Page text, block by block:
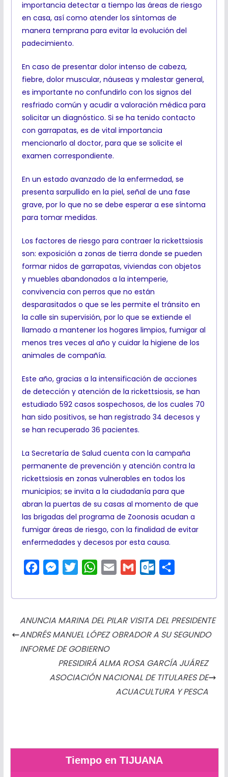
importancia detectar a tiempo las áreas de riesgo
en casa, así como atender los síntomas de
manera temprana para evitar la evolución del
padecimiento.
En caso de presentar dolor intenso de cabeza,
fiebre, dolor muscular, náuseas y malestar general,
es importante no confundirlo con los signos del
resfriado común y acudir a valoración médica para
solicitar un diagnóstico. Si se ha tenido contacto
con garrapatas, es de vital importancia
mencionarlo al doctor, para que se solicite el
examen correspondiente.
En un estado avanzado de la enfermedad, se
presenta sarpullido en la piel, señal de una fase
grave, por lo que no se debe esperar a ese síntoma
para tomar medidas.
Los factores de riesgo para contraer la rickettsiosis
son: exposición a zonas de tierra donde se pueden
formar nidos de garrapatas, viviendas con objetos
y muebles abandonados a la intemperie,
convivencia con perros que no están
desparasitados o que se les permite el tránsito en
la calle sin supervisión, por lo que se extiende el
llamado a mantener los hogares limpios, fumigar al
menos tres veces al año y cuidar la higiene de los
animales de compañía.
Este año, gracias a la intensificación de acciones
de detección y atención de la rickettsiosis, se han
estudiado 592 casos sospechosos, de los cuales 70
han sido positivos, se han registrado 34 decesos y
se han recuperado 36 pacientes.
La Secretaría de Salud cuenta con la campaña
permanente de prevención y atención contra la
rickettsiosis en zonas vulnerables en todos los
municipios; se invita a la ciudadanía para que
abran la puertas de su casas al momento de que
las brigadas del programa de Zoonosis acudan a
fumigar áreas de riesgo, con la finalidad de evitar
enfermedades y decesos por esta causa.
c
b
o
M
s
n
g
e
i
e
r
W
a
A
p
p
a
a
t
k
.
c
m
t
i
ANUNCIA MARINA DEL PILAR VISITA DEL PRESIDENTE
ANDRÉS MANUEL LÓPEZ OBRADOR A SU SEGUNDO
INFORME DE GOBIERNO
PRESIDIRÁ ALMA ROSA GARCÍA JUÁREZ
ASOCIACIÓN NACIONAL DE TITULARES DE
ACUACULTURA Y PESCA
Tiempo en TIJUANA